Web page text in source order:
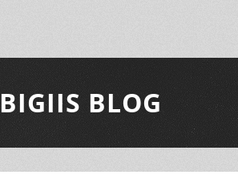
BIGIIS BLOG